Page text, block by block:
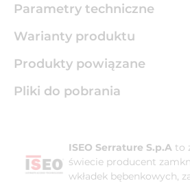
Parametry techniczne
Warianty produktu
Produkty powiązane
Pliki do pobrania
ISEO Serrature S.p.A to
świecie producent
wkładek bębenkowych,